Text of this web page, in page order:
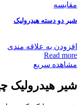
مقایسه
شیر دو دسته هیدرولیک
افزودن به علاقه مندی
Read more
مشاهده سریع
شیر